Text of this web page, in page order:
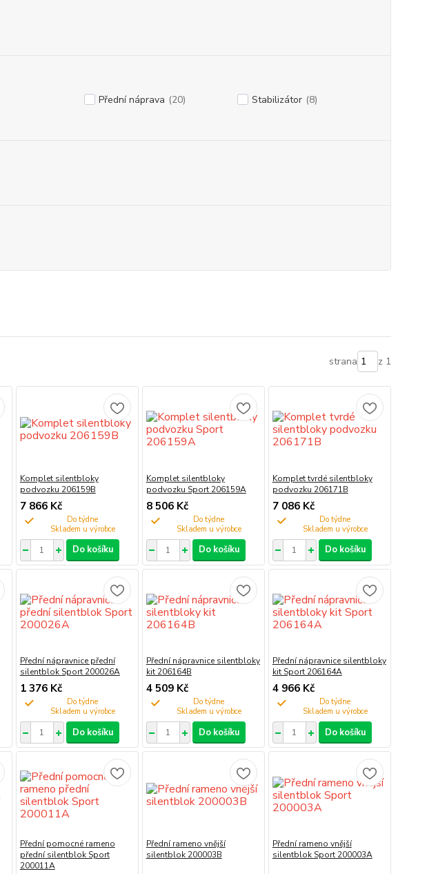
Přední náprava (20) Stabilizátor (8)
strana z 1
Komplet silentbloky
podvozku 206159B
7 866 Kč
Do týdne
Do košíku
Komplet silentbloky
podvozku Sport 206159A
8 506 Kč
Do týdne
Do košíku
Komplet tvrdé silentbloky
podvozku 206171B
7 086 Kč
Do týdne
Do košíku
Přední nápravnice přední
silentblok Sport 200026A
1 376 Kč
Do týdne
Do košíku
Přední nápravnice silentbloky
kit 206164B
4 509 Kč
Do týdne
Do košíku
Přední nápravnice silentbloky
kit Sport 206164A
4 966 Kč
Do týdne
Do košíku
Přední pomocné rameno
přední silentblok Sport
200011A
Přední rameno vnější
silentblok 200003B
Přední rameno vnější
silentblok Sport 200003A